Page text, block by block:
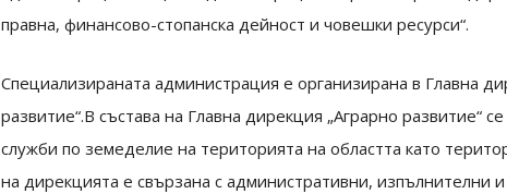
правна, финансово-стопанска дейност и човешки ресурси“.
Специализираната администрация е организирана в Главна
развитие“.В състава на Главна дирекция „Аграрно развитие“
служби по земеделие на територията на областта като
на дирекцията е свързана с административни, изпълнителни